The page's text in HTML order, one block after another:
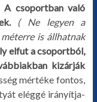
A csoportban való
( Ne legyen a
is állhatnak
elfut a csoportból,
kizárják
mértéke fontos,
eléggé irányítja-